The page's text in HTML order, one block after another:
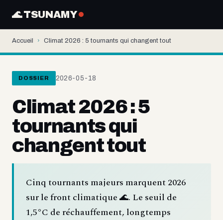
🌊 TSUNAMY
Accueil › Climat 2026 : 5 tournants qui changent tout
DOSSIER 2026-05-18
Climat 2026 : 5
tournants qui
changent tout
Cinq tournants majeurs marquent 2026
sur le front climatique 🌊. Le seuil de
1,5°C de réchauffement, longtemps